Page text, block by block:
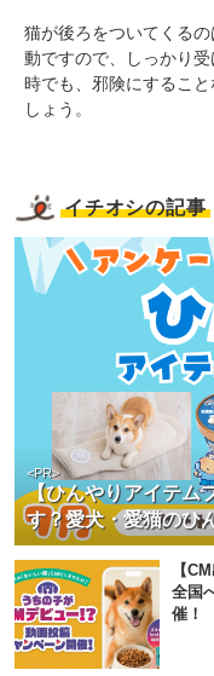
猫が後ろをついてくる
動ですので、しっかり
時でも、邪険にするこ
しょう。
イチオシの記事
【ひんやりアイテム
す？愛犬・愛猫のひ
<PR>
【
全国
催！